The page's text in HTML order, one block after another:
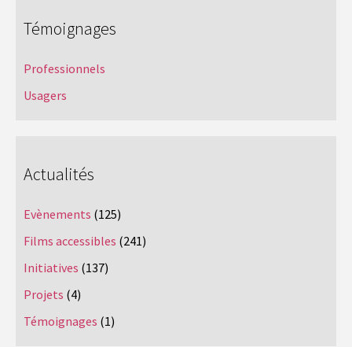
Témoignages
Professionnels
Usagers
Actualités
Evènements (125)
Films accessibles (241)
Initiatives (137)
Projets (4)
Témoignages (1)